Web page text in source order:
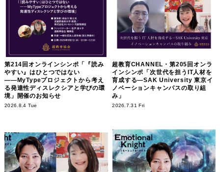
第214回オンラインシンポ「『読み
やすい』はひとつではない
――MyTypeプロジェクトから考え
る発達性ディスレクシアと学びの環
境」開催のお知らせ
2026.8.4 Tue
超教育CHANNEL・第205回オンラ
インシンポ「次世代を担うIT人材を
育成する―SAK University 東京イ
ノベーションキャンパスの取り組
み」
2026.7.31 Fri